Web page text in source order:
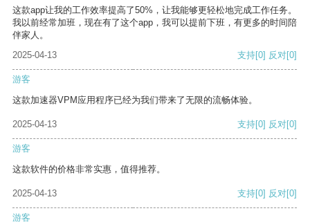
这款app让我的工作效率提高了50%，让我能够更轻松地完成工作任务。
我以前经常加班，现在有了这个app，我可以提前下班，有更多的时间陪
伴家人。
2025-04-13
支持[0] 反对[0]
游客
这款加速器VPM应用程序已经为我们带来了无限的流畅体验。
2025-04-13 支持[0] 反对[0]
游客
这款软件的价格非常实惠，值得推荐。
2025-04-13 支持[0] 反对[0]
游客